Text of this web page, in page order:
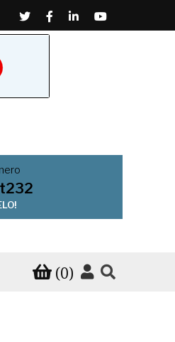
TwitterFacebook
LinkedinYoutube
(0)